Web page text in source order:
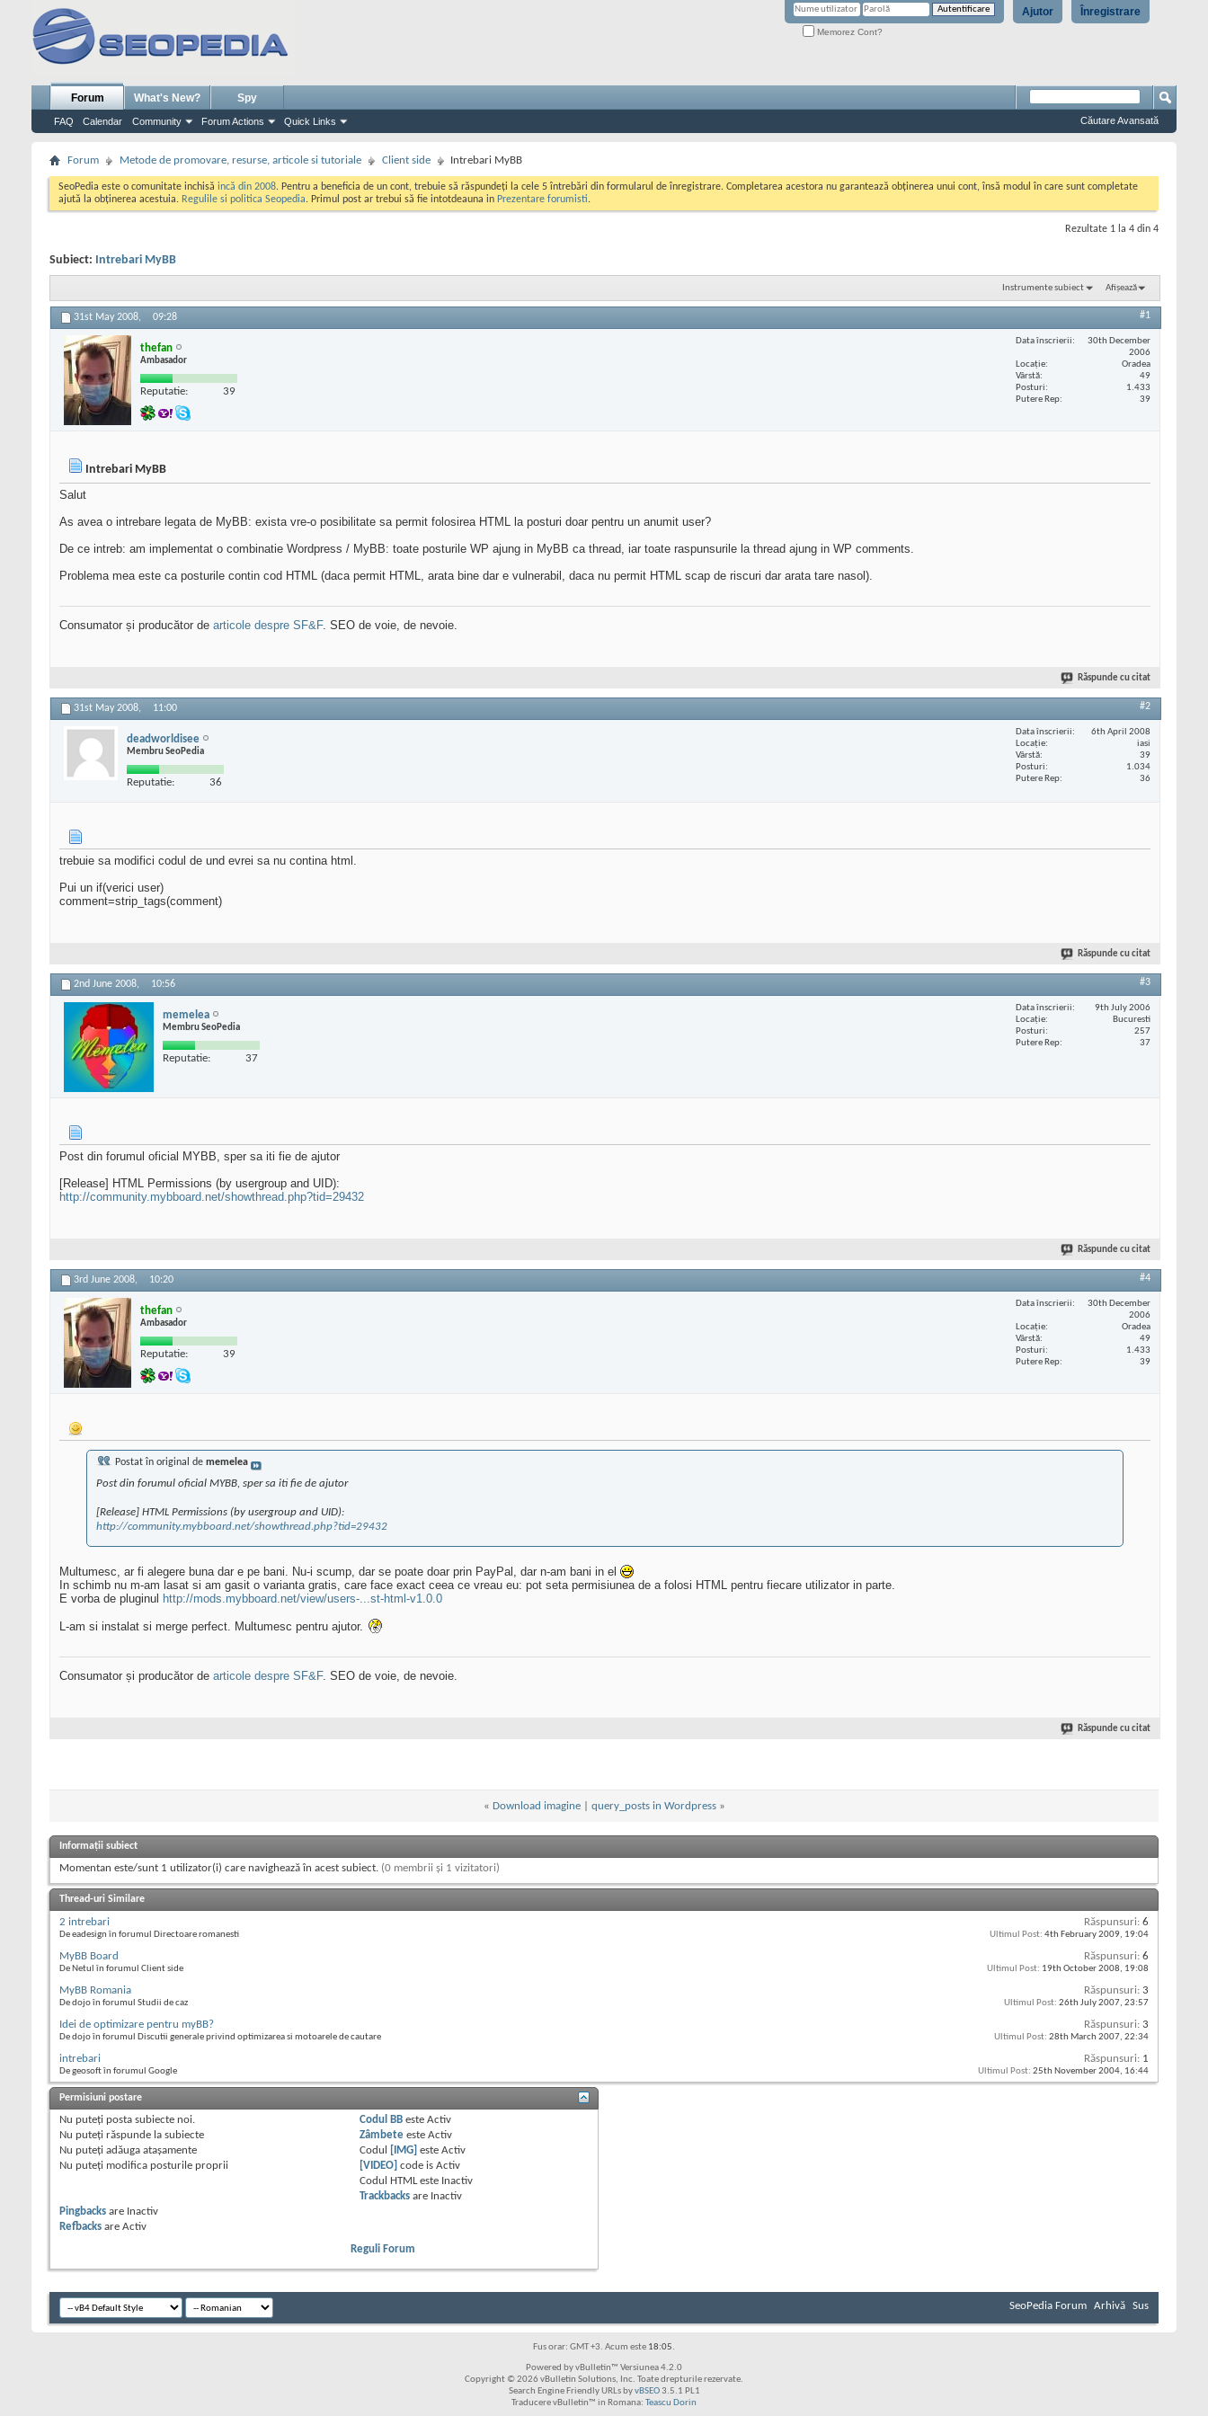
Înregistrare
Ajutor
Memorez Cont?
Forum
FAQ Calendar Community Forum Actions Quick Links
What's New? Spy
Căutare Avansată
Forum Metode de promovare, resurse, articole si tutoriale Client side Intrebari MyBB
SeoPedia este o comunitate inchisă incă din 2008. Pentru a beneficia de un cont, trebuie să răspundeți la cele 5 întrebări din formularul de înregistrare. Completarea acestora nu garantează obținerea unui cont, însă modul în care sunt completate
ajută la obținerea acestuia. Regulile si politica Seopedia. Primul post ar trebui să fie intotdeauna in Prezentare forumisti.
Rezultate 1 la 4 din 4
Subiect: Intrebari MyBB
Instrumente subiect Afișează
31st May 2008, 09:28 #1
thefan
Ambasador
Reputatie: 39
Data înscrierii
30th December
2006
Locaţie
Oradea
Vârstă
49
Posturi
1.433
Putere Rep
39
Intrebari MyBB
Salut
As avea o intrebare legata de MyBB: exista vre-o posibilitate sa permit folosirea HTML la posturi doar pentru un anumit user?
De ce intreb: am implementat o combinatie Wordpress / MyBB: toate posturile WP ajung in MyBB ca thread, iar toate raspunsurile la thread ajung in WP comments.
Problema mea este ca posturile contin cod HTML (daca permit HTML, arata bine dar e vulnerabil, daca nu permit HTML scap de riscuri dar arata tare nasol).
Consumator și producător de articole despre SF&F. SEO de voie, de nevoie.
Răspunde cu citat
31st May 2008, 11:00 #2
deadworldisee
Membru SeoPedia
Reputatie: 36
Data înscrierii
6th April 2008
Locaţie
iasi
Vârstă
39
Posturi
1.034
Putere Rep
36
trebuie sa modifici codul de und evrei sa nu contina html.
Pui un if(verici user)
comment=strip_tags(comment)
Răspunde cu citat
2nd June 2008, 10:56 #3
memelea
Membru SeoPedia
Reputatie: 37
Data înscrierii
9th July 2006
Locaţie
Bucuresti
Posturi
257
Putere Rep
37
Post din forumul oficial MYBB, sper sa iti fie de ajutor
[Release] HTML Permissions (by usergroup and UID):
http://community.mybboard.net/showthread.php?tid=29432
Răspunde cu citat
3rd June 2008, 10:20 #4
thefan
Ambasador
Reputatie: 39
Data înscrierii
30th December
2006
Locaţie
Oradea
Vârstă
49
Posturi
1.433
Putere Rep
39
Postat în original de memelea
Post din forumul oficial MYBB, sper sa iti fie de ajutor
[Release] HTML Permissions (by usergroup and UID):
http://community.mybboard.net/showthread.php?tid=29432
Multumesc, ar fi alegere buna dar e pe bani. Nu-i scump, dar se poate doar prin PayPal, dar n-am bani in el
In schimb nu m-am lasat si am gasit o varianta gratis, care face exact ceea ce vreau eu: pot seta permisiunea de a folosi HTML pentru fiecare utilizator in parte.
E vorba de pluginul http://mods.mybboard.net/view/users-...st-html-v1.0.0
L-am si instalat si merge perfect. Multumesc pentru ajutor.
Consumator și producător de articole despre SF&F. SEO de voie, de nevoie.
Răspunde cu citat
« Download imagine| query_posts in Wordpress »
Informații subiect
Momentan este/sunt 1 utilizator(i) care navighează în acest subiect. (0 membrii și 1 vizitatori)
Thread-uri Similare
2 intrebari
De eadesign în forumul Directoare romanesti
Răspunsuri: 6
Ultimul Post: 4th February 2009, 19:04
MyBB Board
De Netul în forumul Client side
Răspunsuri: 6
Ultimul Post: 19th October 2008, 19:08
MyBB Romania
De dojo în forumul Studii de caz
Răspunsuri: 3
Ultimul Post: 26th July 2007, 23:57
Idei de optimizare pentru myBB?
De dojo în forumul Discutii generale privind optimizarea si motoarele de cautare
Răspunsuri: 3
Ultimul Post: 28th March 2007, 22:34
intrebari
De geosoft în forumul Google
Răspunsuri: 1
Ultimul Post: 25th November 2004, 16:44
Permisiuni postare
Nu puteţi posta subiecte noi.
Nu puteţi răspunde la subiecte
Nu puteţi adăuga ataşamente
Nu puteţi modifica posturile proprii
Codul BB esteActiv
Zâmbete esteActiv
Codul
[IMG] esteActiv
[VIDEO] code isActiv
Codul HTML este Inactiv
Trackbacks are Inactiv
Pingbacks are Inactiv
Refbacks are Activ
Reguli Forum
SeoPedia Forum Arhivă Sus
Fus orar: GMT +3. Acum este 18:05.
Powered by vBulletin™ Versiunea 4.2.0
Copyright © 2026 vBulletin Solutions, Inc. Toate drepturile rezervate.
Search Engine Friendly URLs byvBSEO3.5.1 PL1
Traducere vBulletin™ in Romana: Teascu Dorin